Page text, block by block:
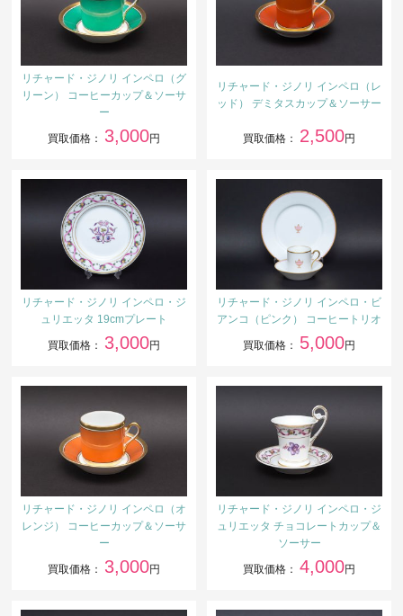
リチャード・ジノリ インペロ（グ
リーン） コーヒーカップ＆ソーサ
ー
買取価格： 3,000円
リチャード・ジノリ インペロ（レ
ッド） デミタスカップ＆ソーサー
買取価格： 2,500円
リチャード・ジノリ インペロ・ジ
ュリエッタ 19cmプレート
買取価格： 3,000円
リチャード・ジノリ インペロ・ビ
アンコ（ピンク） コーヒートリオ
買取価格： 5,000円
リチャード・ジノリ インペロ（オ
レンジ） コーヒーカップ＆ソーサ
ー
買取価格： 3,000円
リチャード・ジノリ インペロ・ジ
ュリエッタ チョコレートカップ＆
ソーサー
買取価格： 4,000円